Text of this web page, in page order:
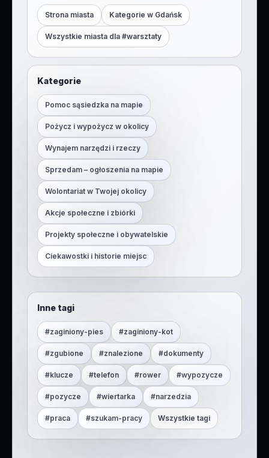
Strona miasta Kategorie w Gdańsk
Wszystkie miasta dla #warsztaty
Kategorie
Pomoc sąsiedzka na mapie
Pożycz i wypożycz w okolicy
Wynajem narzędzi i rzeczy
Sprzedam – ogłoszenia na mapie
Wolontariat w Twojej okolicy
Akcje społeczne i zbiórki
Projekty społeczne i obywatelskie
Ciekawostki i historie miejsc
Inne tagi
#zaginiony-pies #zaginiony-kot
#zgubione #znalezione #dokumenty
#klucze #telefon #rower #wypozycze
#pozycze #wiertarka #narzedzia
#praca #szukam-pracy Wszystkie tagi